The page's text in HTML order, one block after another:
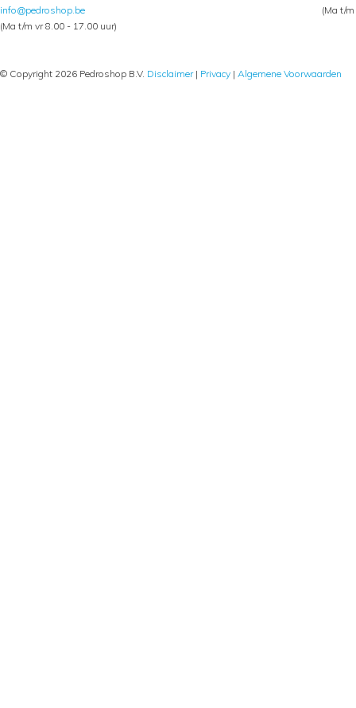
info@pedroshop.be
(Ma t/m vr 8.00 - 17.00 uur)
(Ma t/
© Copyright 2026 Pedroshop B.V. Disclaimer| Privacy | Algemene Voorwaarden